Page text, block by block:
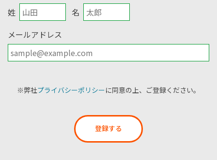
姓
名
メールアドレス
※弊社プライバシーポリシーに同意の上、ご登録ください。
登録する